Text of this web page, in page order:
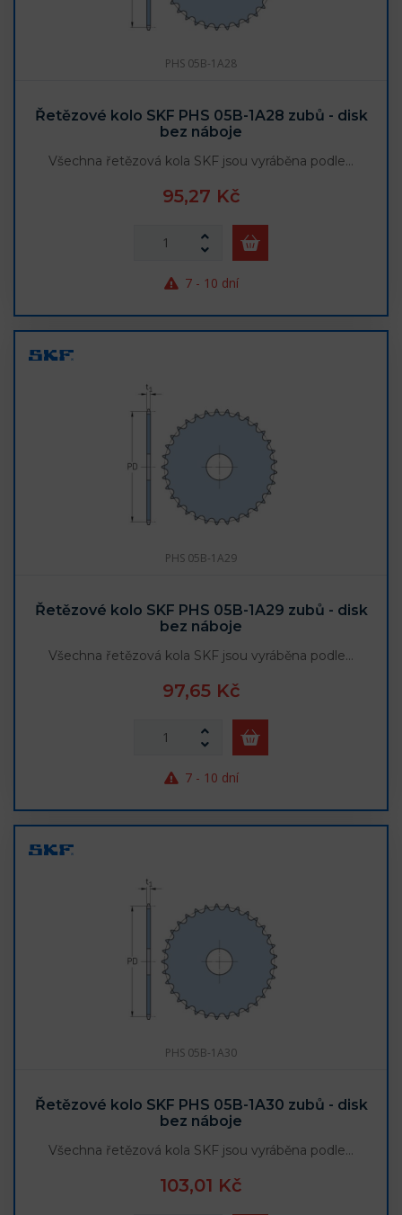
PHS 05B-1A28
Řetězové kolo SKF PHS 05B-1A28 zubů - disk
bez náboje
Všechna řetězová kola SKF jsou vyráběna podle…
95,27 Kč
7 - 10 dní
PHS 05B-1A29
Řetězové kolo SKF PHS 05B-1A29 zubů - disk
bez náboje
Všechna řetězová kola SKF jsou vyráběna podle…
97,65 Kč
7 - 10 dní
PHS 05B-1A30
Řetězové kolo SKF PHS 05B-1A30 zubů - disk
bez náboje
Všechna řetězová kola SKF jsou vyráběna podle…
103,01 Kč